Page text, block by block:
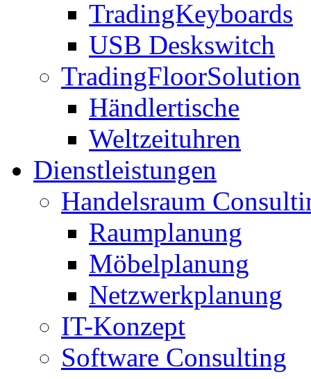
TradingKeyboards
USB Deskswitch
TradingFloorSolution
Händlertische
Weltzeituhren
Dienstleistungen
Handelsraum
Raumplanung
Möbelplanung
Netzwerkplanung
IT-Konzept
Software Consulting